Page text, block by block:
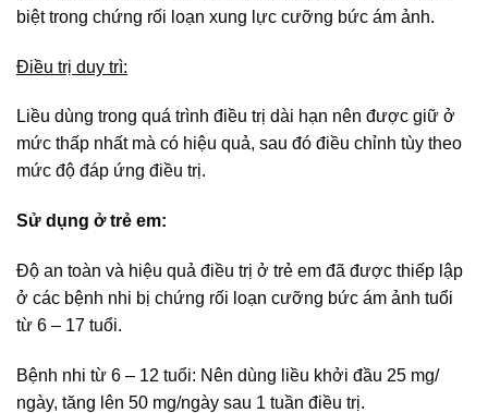
biệt trong chứng rối loạn xung lực cưỡng bức ám ảnh.
Điều trị duy trì:
Liều dùng trong quá trình điều trị dài hạn nên được giữ ở
mức thấp nhất mà có hiệu quả, sau đó điều chỉnh tùy theo
mức độ đáp ứng điều trị.
Sử dụng ở trẻ em:
Độ an toàn và hiệu quả điều trị ở trẻ em đã được thiếp lập
ở các bệnh nhi bị chứng rối loạn cưỡng bức ám ảnh tuổi
từ 6 – 17 tuổi.
Bệnh nhi từ 6 – 12 tuổi: Nên dùng liều khởi đầu 25 mg/
ngày, tăng lên 50 mg/ngày sau 1 tuần điều trị.